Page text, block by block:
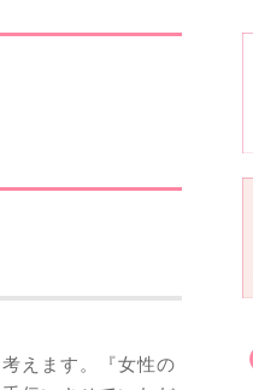
えます。『女性の